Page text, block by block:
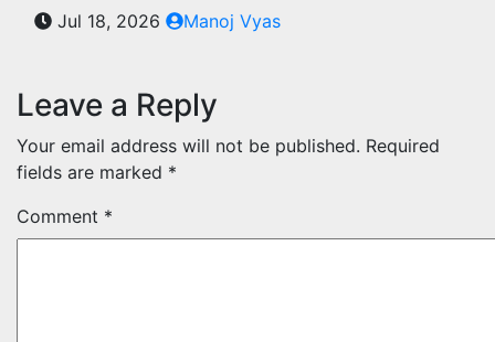
Jul 18, 2026 Manoj Vyas
Leave a Reply
Your email address will not be published. Required
fields are marked *
Comment *